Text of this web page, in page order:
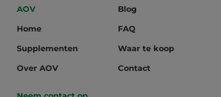
AOV
Home
Supplementen
Over AOV
Blog
FAQ
Waar te koop
Contact